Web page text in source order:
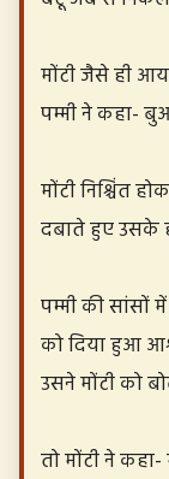
मोंटी जैसे ही
पम्मी ने कहा-
मोंटी निश्चिंत
दबाते हुए उसके
पम्मी की सांसों
को दिया हुआ
उसने मोंटी को
तो मोंटी ने